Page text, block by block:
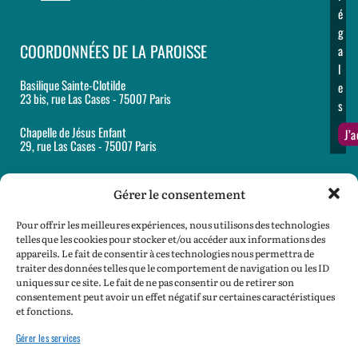
Gérer le consentement
Pour offrir les meilleures expériences, nous utilisons des technologies
telles que les cookies pour stocker et/ou accéder aux informations des
appareils. Le fait de consentir à ces technologies nous permettra de
traiter des données telles que le comportement de navigation ou les ID
uniques sur ce site. Le fait de ne pas consentir ou de retirer son
consentement peut avoir un effet négatif sur certaines caractéristiques
et fonctions.
Gérer les services
é
g
a
l
e
s
COORDONNÉES DE LA PAROISSE
Basilique Sainte-Clotilde
23 bis, rue Las Cases - 75007 Paris
Chapelle de Jésus Enfant
29, rue Las Cases - 75007 Paris
Accueil et secrétariat paroissiaux
12, rue Martignac - 75007 Paris
Email :paroisse@sainte-clotilde.com
SPEP :spep@sainte-clotilde.com
Mon Denier
Mentions légales